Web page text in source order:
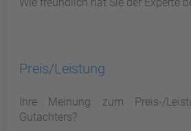
Preis/Leistung
Ihre Meinung zum Preis-/
Gutachters?